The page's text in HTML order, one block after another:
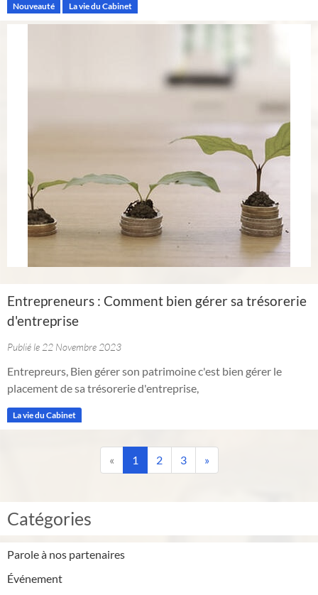
Nouveauté La vie du Cabinet
Entrepreneurs : Comment bien gérer sa trésorerie
d'entreprise
Publié le 22 Novembre 2023
Entrepreurs, Bien gérer son patrimoine c'est bien gérer le
placement de sa trésorerie d'entreprise,
La vie du Cabinet
« 1 2 3 »
Catégories
Parole à nos partenaires
Événement